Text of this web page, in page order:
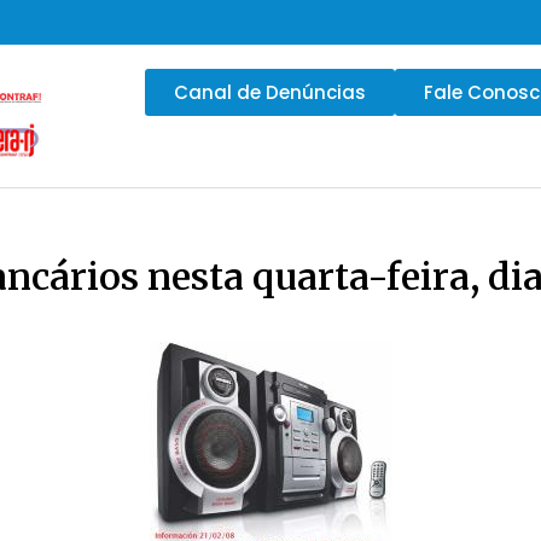
Canal de Denúncias Fale
nesta quarta-feira,